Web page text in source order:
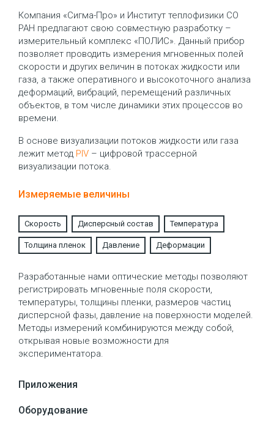
Компания «Сигма-Про» и Институт теплофизики СО
РАН предлагают свою совместную разработку –
измерительный комплекс «ПОЛИС». Данный прибор
позволяет проводить измерения мгновенных полей
скорости и других величин в потоках жидкости или
газа, а также оперативного и высокоточного анализа
деформаций, вибраций, перемещений различных
объектов, в том числе динамики этих процессов во
времени.
В основе визуализации потоков жидкости или газа
лежит метод PIV – цифровой трассерной
визуализации потока.
Измеряемые величины
Скорость Дисперсный состав Температура
Толщина пленок Давление Деформации
Разработанные нами оптические методы позволяют
регистрировать мгновенные поля скорости,
температуры, толщины пленки, размеров частиц
дисперсной фазы, давление на поверхности моделей.
Методы измерений комбинируются между собой,
открывая новые возможности для
экспериментатора.
Приложения
Оборудование